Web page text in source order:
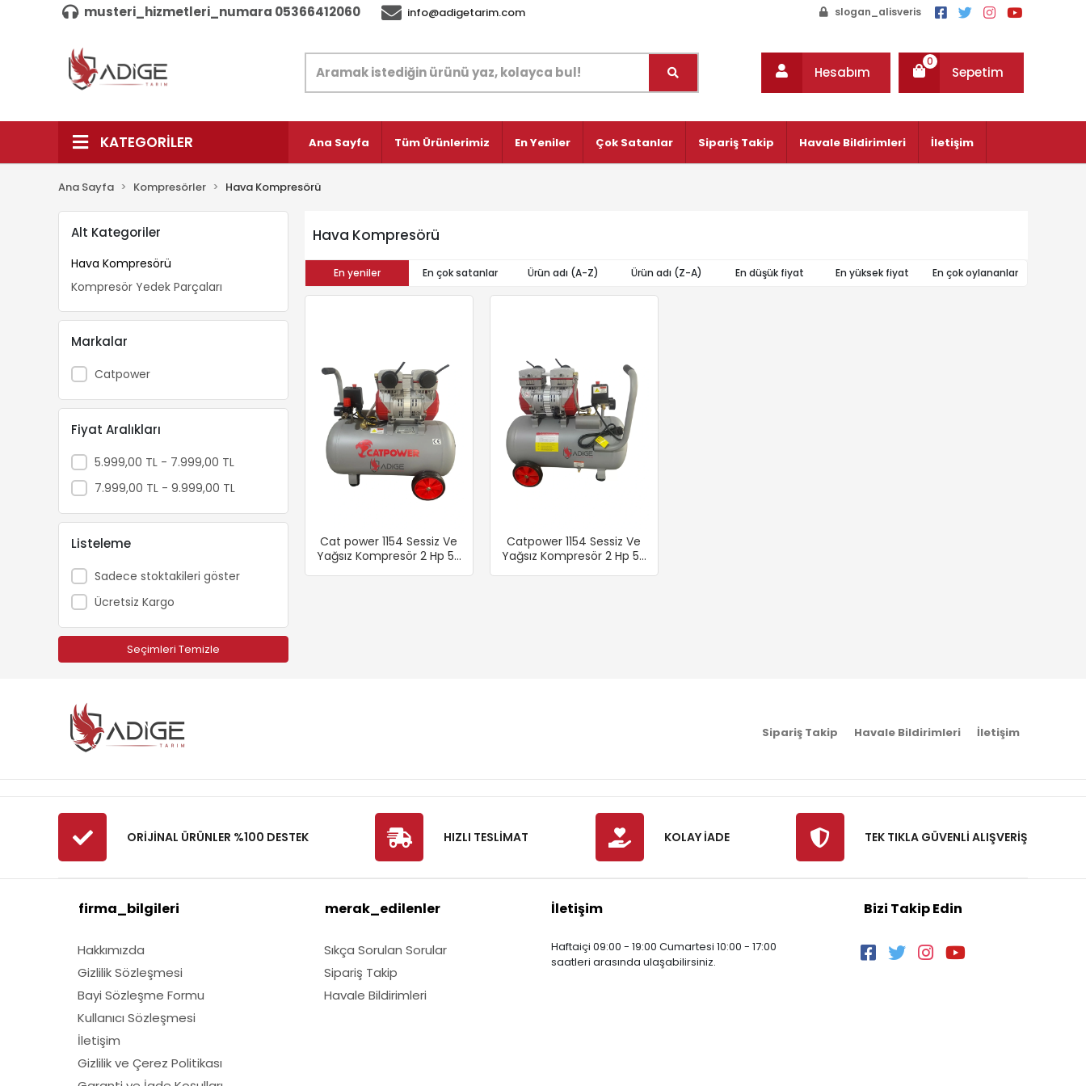
musteri_hizmetleri_numara 05366412060 info@adigetarim.com slogan_alisveris
Hesabım Sepetim
0
KATEGORİLER Ana Sayfa Tüm Ürünlerimiz En Yeniler Çok Satanlar Sipariş Takip Havale Bildirimleri İletişim
Ana Sayfa Kompresörler Hava Kompresörü
Alt Kategoriler
Hava Kompresörü
Kompresör Yedek Parçaları
Markalar
Catpower
Fiyat Aralıkları
5.999,00 TL - 7.999,00 TL
7.999,00 TL - 9.999,00 TL
Listeleme
Sadece stoktakileri göster
Ücretsiz Kargo
Seçimleri Temizle
Hava Kompresörü
En yeniler En çok satanlar Ürün adı (A-Z) Ürün adı (Z-A) En düşük fiyat En yüksek fiyat En çok oylananlar
Cat power 1154 Sessiz Ve
Yağsız Kompresör 2 Hp 50
Catpower 1154 Sessiz Ve
Yağsız Kompresör 2 Hp 50
Sipariş Takip Havale Bildirimleri İletişim
ORİJİNAL ÜRÜNLER %100 DESTEK HIZLI TESLİMAT KOLAY İADE TEK TIKLA GÜVENLİ ALIŞVERİŞ
firma_bilgileri
Hakkımızda
Gizlilik Sözleşmesi
Bayi Sözleşme Formu
Kullanıcı Sözleşmesi
İletişim
Gizlilik ve Çerez Politikası
merak_edilenler
Sıkça Sorulan Sorular
Sipariş Takip
Havale Bildirimleri
İletişim
Haftaiçi 09:00 - 19:00 Cumartesi 10:00 - 17:00
saatleri arasında ulaşabilirsiniz.
Bizi Takip Edin